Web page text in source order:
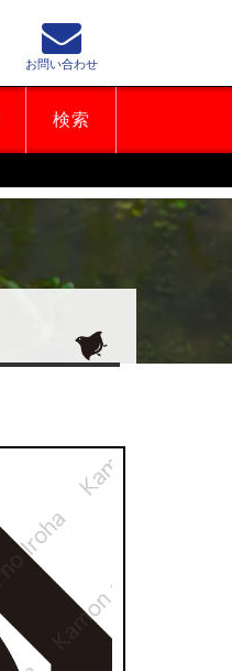
検索
お問い合わせ